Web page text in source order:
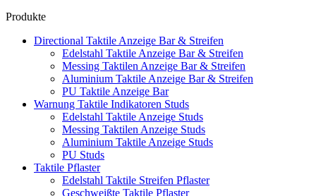
Produkte
Directional Taktile Anzeige Bar & Streifen
Edelstahl Taktile Anzeige Bar & Streifen
Messing Taktilen Anzeige Bar & Streifen
Aluminium Taktile Anzeige Bar & Streifen
PU Taktile Anzeige Bar
Warnung Taktile Indikatoren Studs
Edelstahl Taktile Anzeige Studs
Messing Taktilen Anzeige Studs
Aluminium Taktile Anzeige Studs
PU Studs
Taktile Pflaster
Edelstahl Taktile Streifen Pflaster
Geschweißte Taktile Pflaster